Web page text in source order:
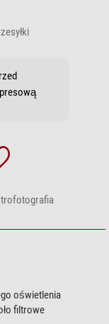
oświetlenia
filtrowe